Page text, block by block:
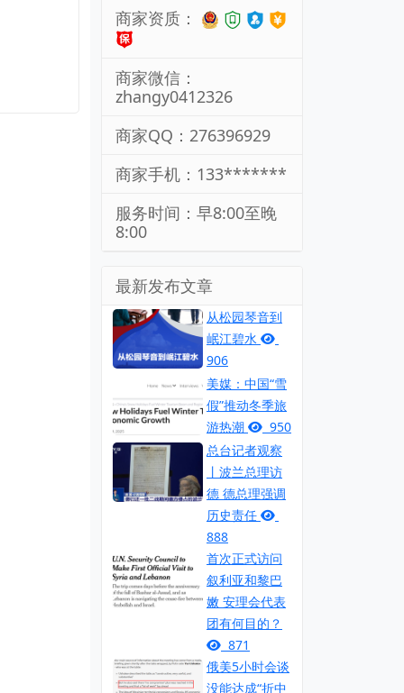
商家资质：
商家微信：
zhangy0412326
商家QQ：276396929
商家手机：133*******
服务时间：早8:00至晚
8:00
最新发布文章
从松园琴音到
岷江碧水
906
美媒：中国“雪
假”推动冬季旅
游热潮
950
总台记者观察
丨波兰总理访
德 德总理强调
历史责任
888
首次正式访问
叙利亚和黎巴
嫩 安理会代表
团有何目的？
871
俄美5小时会谈
没能达成“折中